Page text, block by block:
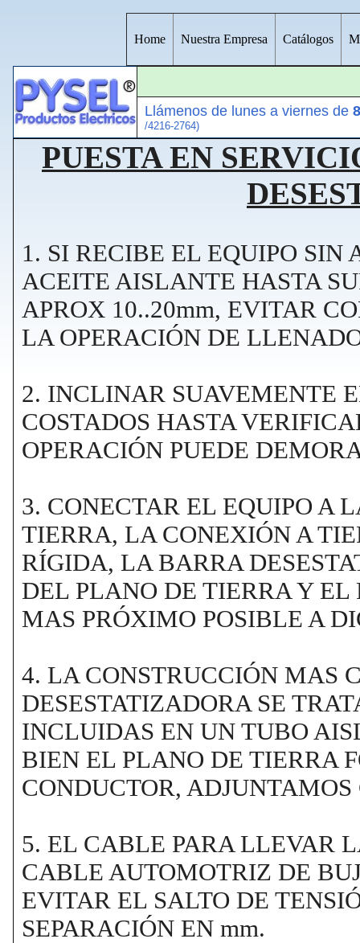
Home Nuestra Empresa Catálogos
Llámenos de lunes a viernes de
/4216-2764)
PUESTA EN
1. SI RECIBE EL EQUIPO SIN
ACEITE AISLANTE HASTA
APROX 10..20mm, EVITAR
LA OPERACIÓN DE
2. INCLINAR SUAVEMENTE
COSTADOS HASTA
OPERACIÓN PUEDE
3. CONECTAR EL EQUIPO A
TIERRA, LA CONEXIÓN A
RÍGIDA, LA BARRA
DEL PLANO DE TIERRA Y
MAS PRÓXIMO POSIBLE A
4. LA CONSTRUCCIÓN MAS
DESESTATIZADORA SE
INCLUIDAS EN UN TUBO
BIEN EL PLANO DE TIERRA
CONDUCTOR, ADJUNTAMOS
5. EL CABLE PARA LLEVAR
CABLE AUTOMOTRIZ DE
EVITAR EL SALTO DE
SEPARACIÓN EN mm.